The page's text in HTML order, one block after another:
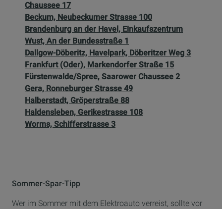
Chaussee 17
Beckum, Neubeckumer Strasse 100
Brandenburg an der Havel, Einkaufszentrum
Wust, An der Bundesstraße 1
Dallgow-Döberitz, Havelpark, Döberitzer Weg 3
Frankfurt (Oder), Markendorfer Straße 15
Fürstenwalde/Spree, Saarower Chaussee 2
Gera, Ronneburger Strasse 49
Halberstadt, Gröperstraße 88
Haldensleben, Gerikestrasse 108
Worms, Schifferstrasse 3
Sommer-Spar-Tipp
Wer im Sommer mit dem Elektroauto verreist, sollte vor